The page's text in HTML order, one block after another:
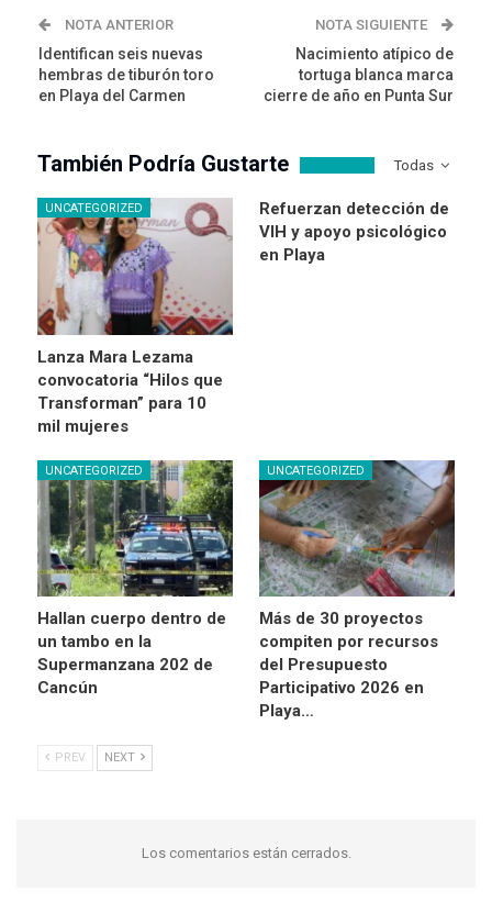
NOTA ANTERIOR
Identifican seis nuevas
hembras de tiburón toro
en Playa del Carmen
NOTA SIGUIENTE
Nacimiento atípico de
tortuga blanca marca
cierre de año en Punta Sur
Todas
También Podría Gustarte
UNCATEGORIZED
Lanza Mara Lezama
convocatoria “Hilos que
Transforman” para 10
mil mujeres
Refuerzan detección de
VIH y apoyo psicológico
en Playa
UNCATEGORIZED
Hallan cuerpo dentro de
un tambo en la
Supermanzana 202 de
Cancún
UNCATEGORIZED
Más de 30 proyectos
compiten por recursos
del Presupuesto
Participativo 2026 en
Playa…
PREV NEXT
Los comentarios están cerrados.